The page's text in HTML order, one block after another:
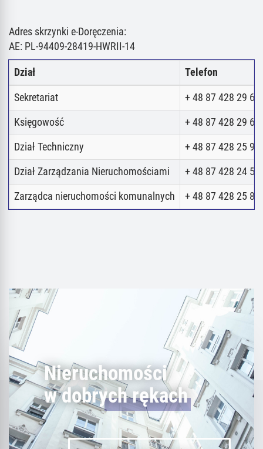
Adres skrzynki e-Doręczenia:
AE: PL-94409-28419-HWRII-14
Dział Telefon
Sekretariat + 48 87 428 29 62
Księgowość + 48 87 428 29 62
Dział Techniczny + 48 87 428 25 98
Dział Zarządzania Nieruchomościami + 48 87 428 24 52
Zarządca nieruchomości komunalnych + 48 87 428 25 80
Nieruchomości
w dobrych rękach